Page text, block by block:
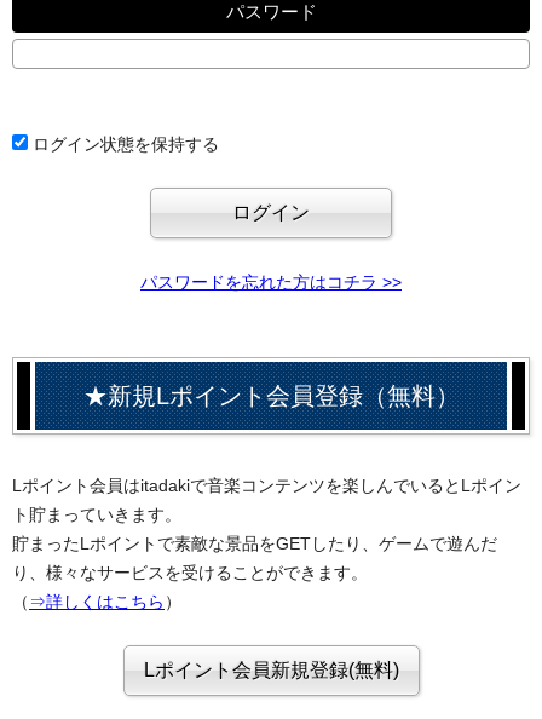
パスワード
ログイン状態を保持する
パスワードを忘れた方はコチラ >>
★新規Lポイント会員登録（無料）
Lポイント会員はitadakiで音楽コンテンツを楽しんでいるとLポイン
ト貯まっていきます。
貯まったLポイントで素敵な景品をGETしたり、ゲームで遊んだ
り、様々なサービスを受けることができます。
（ ⇒詳しくはこちら ）